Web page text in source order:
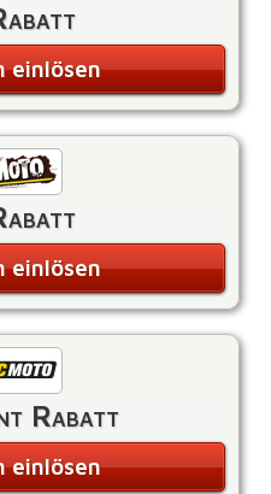
einlösen
einlösen
Rabatt
einlösen